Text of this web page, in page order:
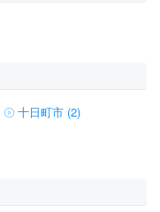
十日町市 (2)